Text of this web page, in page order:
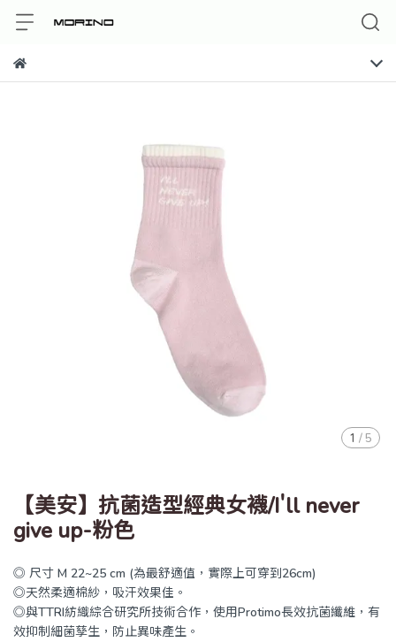
1 / 5
【美安】抗菌造型經典女襪/I'll never
give up-粉色
◎ 尺寸 M 22~25 cm (為最舒適值，實際上可穿到26cm)
◎天然柔適棉紗，吸汗效果佳。
◎與TTRI紡織綜合研究所技術合作，使用Protimo長效抗菌纖維，有
效抑制細菌孳生，防止異味產生。